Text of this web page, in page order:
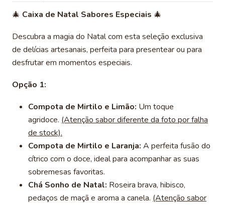
🎄 Caixa de Natal Sabores Especiais 🎄
Descubra a magia do Natal com esta seleção exclusiva
de delícias artesanais, perfeita para presentear ou para
desfrutar em momentos especiais.
Opção 1:
Compota de Mirtilo e Limão: Um toque
agridoce. (Atenção sabor diferente da foto por falha
de stock).
Compota de Mirtilo e Laranja: A perfeita fusão do
cítrico com o doce, ideal para acompanhar as suas
sobremesas favoritas.
Chá Sonho de Natal: Roseira brava, hibisco,
pedaços de maçã e aroma a canela. (Atenção sabor